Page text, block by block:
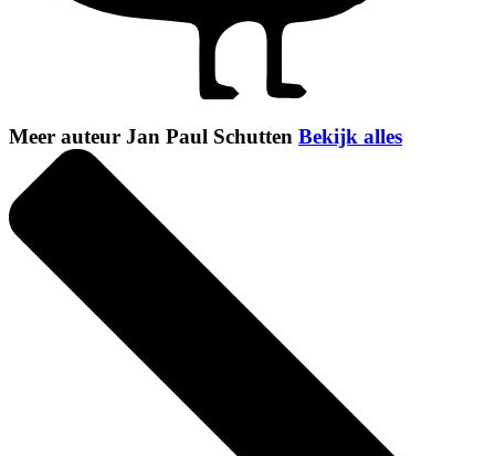
Meer auteur Jan Paul Schutten Bekijk alles